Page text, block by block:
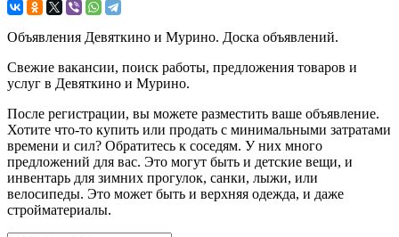
Объявления Девяткино и Мурино. Доска объявлений.
Свежие вакансии, поиск работы, предложения товаров и
услуг в Девяткино и Мурино.
После регистрации, вы можете разместить ваше объявление.
Хотите что-то купить или продать с минимальными затратами
времени и сил? Обратитесь к соседям. У них много
предложений для вас. Это могут быть и детские вещи, и
инвентарь для зимних прогулок, санки, лыжи, или
велосипеды. Это может быть и верхняя одежда, и даже
стройматериалы.